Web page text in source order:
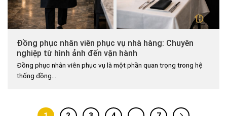
Đồng phục nhân viên phục vụ nhà hàng: Chuyên
nghiệp từ hình ảnh đến vận hành
Đồng phục nhân viên phục vụ là một phần quan trọng trong hệ
thống đồng...